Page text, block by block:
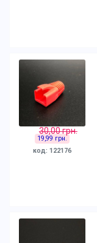
30,00 грн.
19,99 грн.
код: 122176